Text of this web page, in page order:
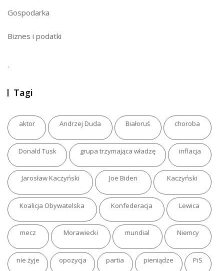
Gospodarka
Biznes i podatki
.
Tagi
aktor Andrzej Duda Białoruś choroba
Donald Tusk grupa trzymająca władzę inflacja
Jarosław Kaczyński Joe Biden Kaczyński
Koalicja Obywatelska Konfederacja Lewica
mecz Morawiecki mundial Niemcy
nie żyje opozycja partia pieniądze PiS